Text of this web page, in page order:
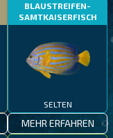
BLAUSTREIFEN-
SAMTKAISERFISCH
SELTEN
MEHR ERFAHREN